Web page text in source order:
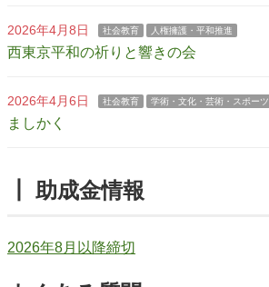
2026年4月8日 社会教育 人権擁護・平和推進
西東京平和の祈りと響きの会
2026年4月6日 社会教育 学術・文化・芸術・スポーツ
ましかく
┃ 助成金情報
2026年8月以降締切